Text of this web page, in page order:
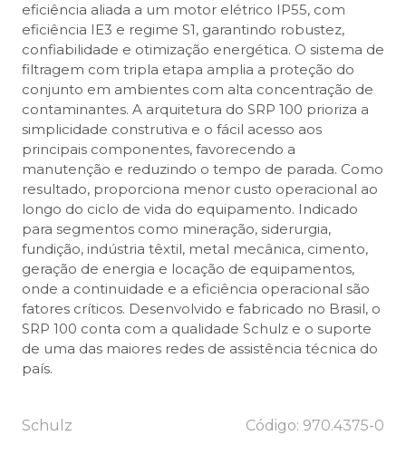
eficiência aliada a um motor elétrico IP55, com
eficiência IE3 e regime S1, garantindo robustez,
confiabilidade e otimização energética. O sistema de
filtragem com tripla etapa amplia a proteção do
conjunto em ambientes com alta concentração de
contaminantes. A arquitetura do SRP 100 prioriza a
simplicidade construtiva e o fácil acesso aos
principais componentes, favorecendo a
manutenção e reduzindo o tempo de parada. Como
resultado, proporciona menor custo operacional ao
longo do ciclo de vida do equipamento. Indicado
para segmentos como mineração, siderurgia,
fundição, indústria têxtil, metal mecânica, cimento,
geração de energia e locação de equipamentos,
onde a continuidade e a eficiência operacional são
fatores críticos. Desenvolvido e fabricado no Brasil, o
SRP 100 conta com a qualidade Schulz e o suporte
de uma das maiores redes de assistência técnica do
país.
Schulz Código: 970.4375-0